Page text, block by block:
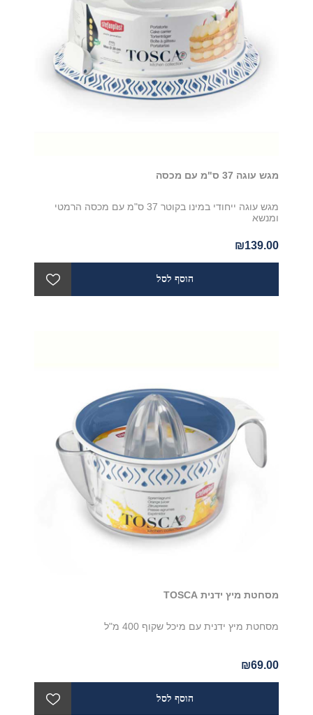
מגש עוגה 37 ס"מ עם מכסה
מגש עוגה ייחודי במינו בקוטר 37 ס"מ עם מכסה הרמטי
ומנשא
₪139.00
מסחטת מיץ ידנית TOSCA
מסחטת מיץ ידנית עם מיכל שקוף 400 מ"ל
₪69.00